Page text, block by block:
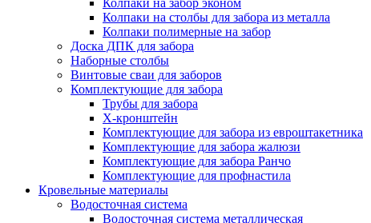
Колпаки на забор эконом
Колпаки на столбы для забора из металла
Колпаки полимерные на забор
Доска ДПК для забора
Наборные столбы
Винтовые сваи для заборов
Комплектующие для забора
Трубы для забора
Х-кронштейн
Комплектующие для забора из евроштакетника
Комплектующие для забора жалюзи
Комплектующие для забора Ранчо
Комплектующие для профнастила
Кровельные материалы
Водосточная система
Водосточная система металлическая